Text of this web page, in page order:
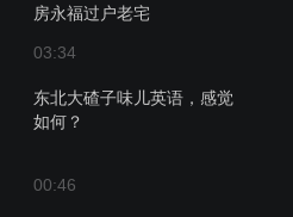
房永福过户老宅
03:34
东北大碴子味儿英语，感觉
如何？
00:46